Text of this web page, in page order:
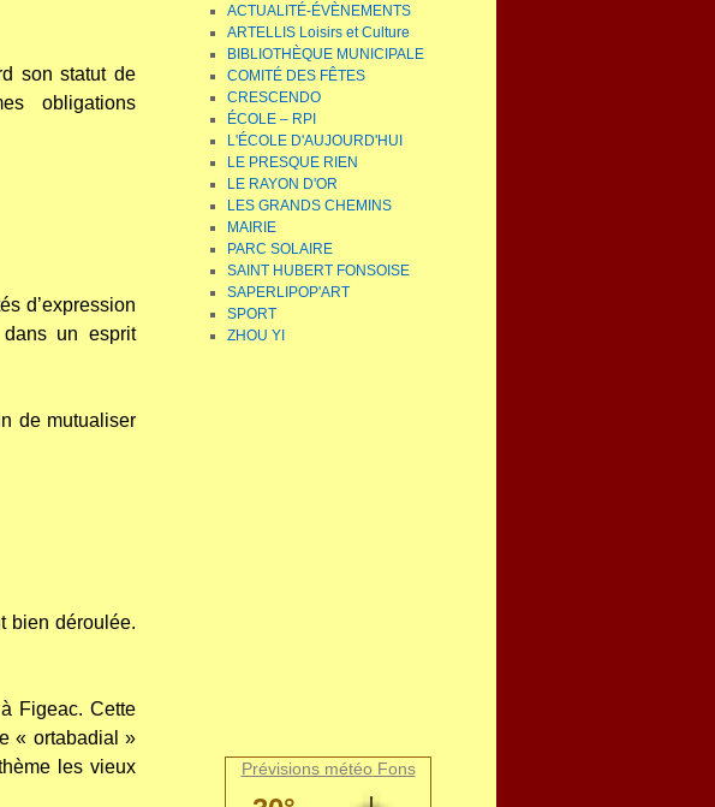
son statut de
obligations
d’expression
un esprit
de mutualiser
bien déroulée.
Figeac. Cette
« ortabadial »
les vieux
ACTUALITÉ-ÉVÈNEMENTS
ARTELLIS Loisirs et Culture
BIBLIOTHÈQUE MUNICIPALE
COMITÉ DES FÊTES
CRESCENDO
ÉCOLE – RPI
L'ÉCOLE D'AUJOURD'HUI
LE PRESQUE RIEN
LE RAYON D'OR
LES GRANDS CHEMINS
MAIRIE
PARC SOLAIRE
SAINT HUBERT FONSOISE
SAPERLIPOP'ART
SPORT
ZHOU YI
Prévisions météo Fons